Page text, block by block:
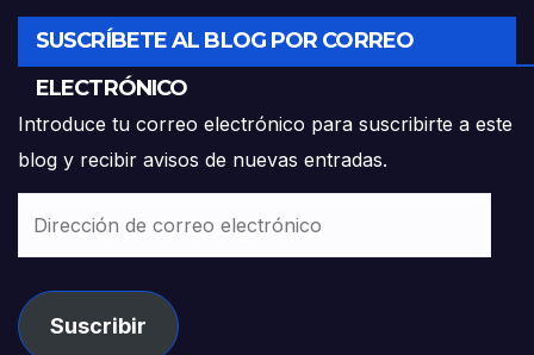
SUSCRÍBETE AL BLOG POR CORREO
ELECTRÓNICO
Introduce tu correo electrónico para suscribirte a este
blog y recibir avisos de nuevas entradas.
electrónico
Suscribir